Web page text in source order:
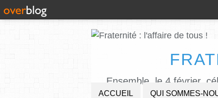
Ensemble, le 4 février,
ACCUEIL QUI SOMMES-